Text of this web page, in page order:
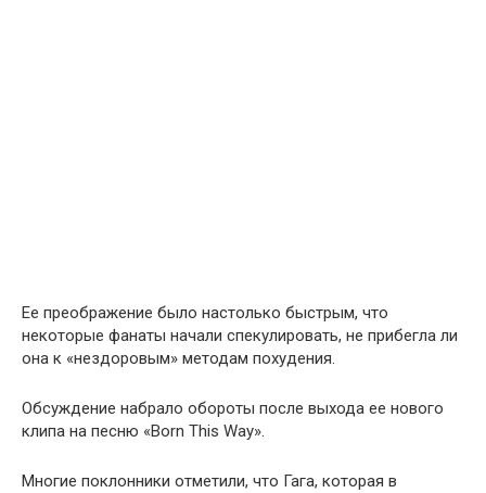
Ее преображение было настолько быстрым, что
некоторые фанаты начали спекулировать, не прибегла ли
она к «нездоровым» методам похудения.
Обсуждение набрало обороты после выхода ее нового
клипа на песню «Born This Way».
Многие поклонники отметили, что Гага, которая в